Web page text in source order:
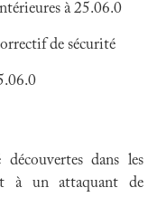
à 25.06.0
de sécurité
dans les
à un attaquant de